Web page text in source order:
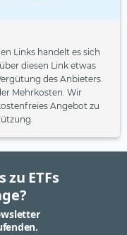
Links handelt es sich
diesen Link etwas
des Anbieters.
Mehrkosten. Wir
Angebot zu
ETFs